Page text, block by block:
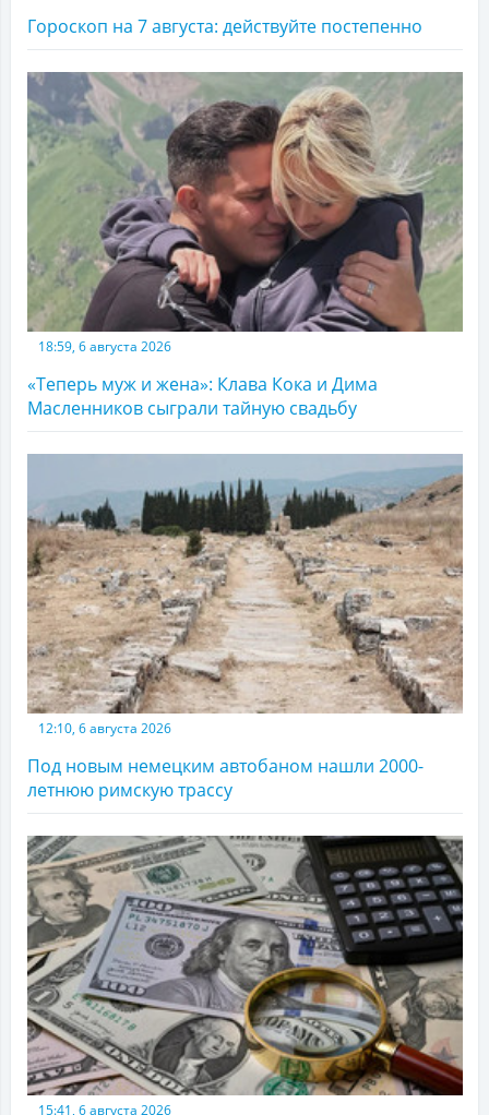
Гороскоп на 7 августа: действуйте постепенно
18:59, 6 августа 2026
«Теперь муж и жена»: Клава Кока и Дима
Масленников сыграли тайную свадьбу
12:10, 6 августа 2026
Под новым немецким автобаном нашли 2000-
летнюю римскую трассу
15:41, 6 августа 2026